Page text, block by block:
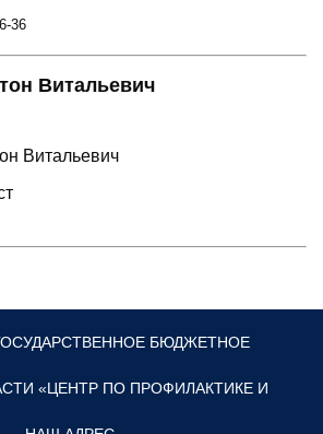
36
Витальевич
БЮДЖЕТНОЕ
«ЦЕНТР ПО ПРОФИЛАКТИКЕ И